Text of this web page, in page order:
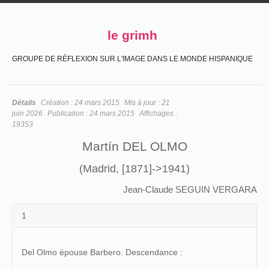
le grimh
GROUPE DE RÉFLEXION SUR L'IMAGE DANS LE MONDE HISPANIQUE
Détails Création : 24 mars 2015 Mis à jour : 21
juin 2026 Publication : 24 mars 2015 Affichages :
19353
Martín DEL OLMO
(Madrid, [1871]->1941)
Jean-Claude SEGUIN VERGARA
1
Del Olmo épouse Barbero. Descendance :